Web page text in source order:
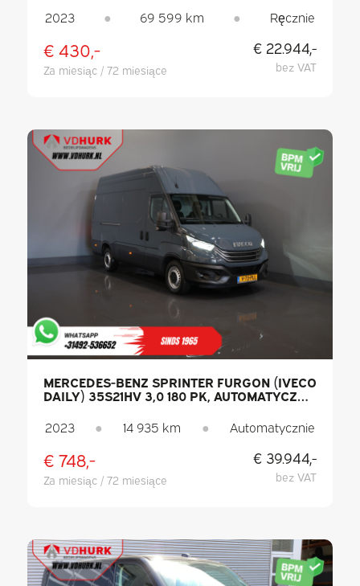
SYSTEM BEZKLUCZYKOWY / CARPLAY /
NAWIGACJA / 6 MIEJSC / KLIMATYZACJA /
2023 ● 69 599 km ● Ręcznie
€ 430,-
Za miesiąc / 72 miesiące
€ 22.944,-
bez VAT
MERCEDES-BENZ SPRINTER FURGON (IVECO
DAILY) 35S21HV 3,0 180 PK, AUTOMATYCZNA
/ ADAPTACYJNY TEMPOMAT / CARPLAY /
ELEKTRYCZNIE REGULOWANY FOTEL /
KLIMATYZACJA / NAWIGACJA / KAMERA /
HAK HOLOWNICZY
2023 ● 14 935 km ● Automatycznie
€ 748,-
Za miesiąc / 72 miesiące
€ 39.944,-
bez VAT